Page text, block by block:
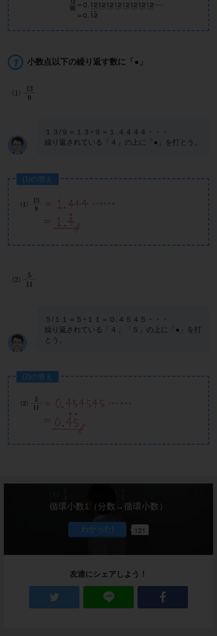
小数点以下の繰り返す数に「●」
１３/９＝１３÷９＝１.４４４４・・・
繰り返されている「４」の上に「●」を打とう。
(1)の答え
５/１１＝５÷１１＝０.４５４５・・・
繰り返されている「４」「５」の上に「●」を打
とう。
(2)の答え
循環小数1（分数→循環小数）
121
友達にシェアしよう！